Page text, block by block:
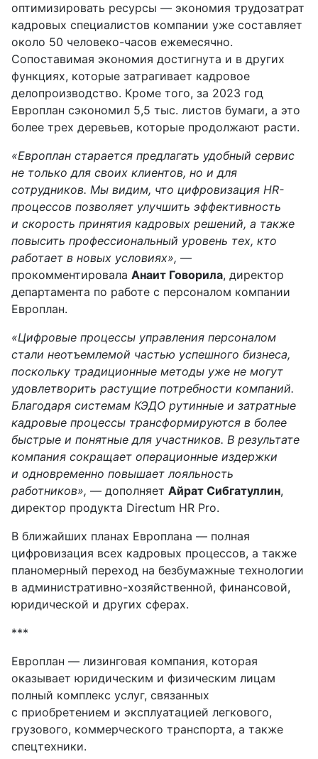
оптимизировать ресурсы — экономия трудозатрат
кадровых специалистов компании уже составляет
около 50 человеко-часов ежемесячно.
Сопоставимая экономия достигнута и в других
функциях, которые затрагивает кадровое
делопроизводство. Кроме того, за 2023 год
Европлан сэкономил 5,5 тыс. листов бумаги, а это
более трех деревьев, которые продолжают расти.
«Европлан старается предлагать удобный сервис
не только для своих клиентов, но и для
сотрудников. Мы видим, что цифровизация HR-
процессов позволяет улучшить эффективность
и скорость принятия кадровых решений, а также
повысить профессиональный уровень тех, кто
работает в новых условиях», —
прокомментировала Анаит Говорила, директор
департамента по работе с персоналом компании
Европлан.
«Цифровые процессы управления персоналом
стали неотъемлемой частью успешного бизнеса,
поскольку традиционные методы уже не могут
удовлетворить растущие потребности компаний.
Благодаря системам КЭДО рутинные и затратные
кадровые процессы трансформируются в более
быстрые и понятные для участников. В результате
компания сокращает операционные издержки
и одновременно повышает лояльность
работников», — дополняет Айрат Сибгатуллин,
директор продукта Directum HR Pro.
В ближайших планах Европлана — полная
цифровизация всех кадровых процессов, а также
планомерный переход на безбумажные технологии
в административно-хозяйственной, финансовой,
юридической и других сферах.
***
Европлан — лизинговая компания, которая
оказывает юридическим и физическим лицам
полный комплекс услуг, связанных
с приобретением и эксплуатацией легкового,
грузового, коммерческого транспорта, а также
спецтехники.